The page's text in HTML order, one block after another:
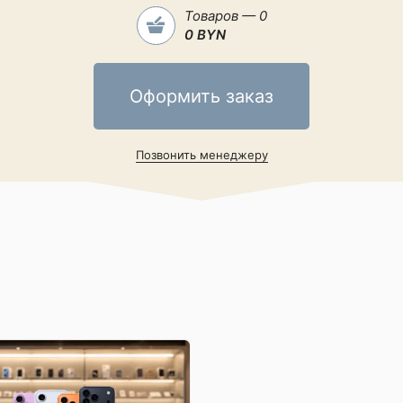
Товаров — 0
0 BYN
Оформить заказ
Позвонить менеджеру